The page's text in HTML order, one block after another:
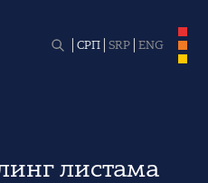
СРП SRP ENG
листама